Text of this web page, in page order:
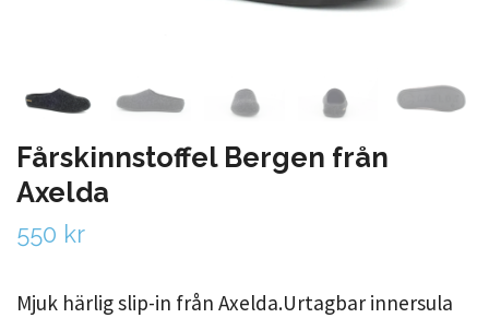
Fårskinnstoffel Bergen från
Axelda
550 kr
Mjuk härlig slip-in från Axelda.Urtagbar innersula